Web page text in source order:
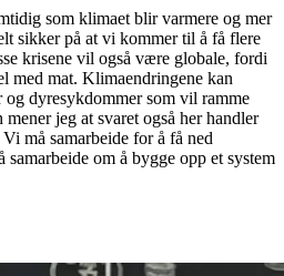
som klimaet blir varmere og mer
sikker på at vi kommer til å få flere
krisene vil også være globale, fordi
med mat. Klimaendringene kan
og dyresykdommer som vil ramme
jeg at svaret også her handler
må samarbeide for å få ned
om å bygge opp et system